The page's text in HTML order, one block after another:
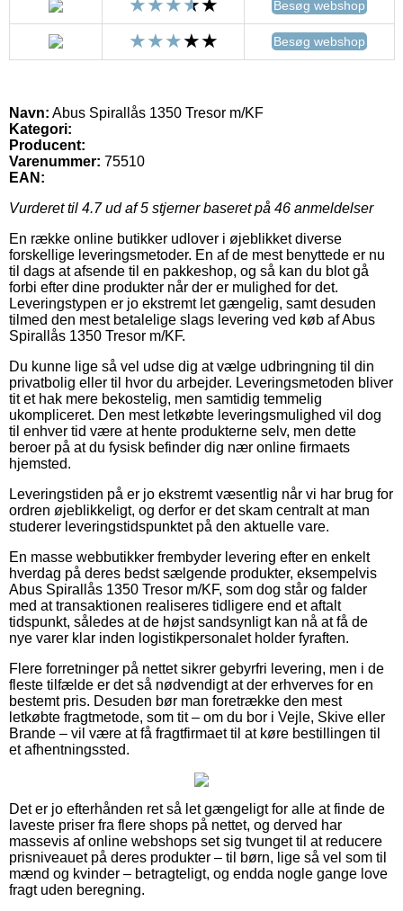
Besøg webshop
Besøg webshop
Navn: Abus Spirallås 1350 Tresor m/KF
Kategori:
Producent:
Varenummer: 75510
EAN:
Vurderet til 4.7ud af 5 stjerner baseret på 46 anmeldelser
En række online butikker udlover i øjeblikket diverse
forskellige leveringsmetoder. En af de mest benyttede er nu
til dags at afsende til en pakkeshop, og så kan du blot gå
forbi efter dine produkter når der er mulighed for det.
Leveringstypen er jo ekstremt let gængelig, samt desuden
tilmed den mest betalelige slags levering ved køb af Abus
Spirallås 1350 Tresor m/KF.
Du kunne lige så vel udse dig at vælge udbringning til din
privatbolig eller til hvor du arbejder. Leveringsmetoden bliver
tit et hak mere bekostelig, men samtidig temmelig
ukompliceret. Den mest letkøbte leveringsmulighed vil dog
til enhver tid være at hente produkterne selv, men dette
beroer på at du fysisk befinder dig nær online firmaets
hjemsted.
Leveringstiden på er jo ekstremt væsentlig når vi har brug for
ordren øjeblikkeligt, og derfor er det skam centralt at man
studerer leveringstidspunktet på den aktuelle vare.
En masse webbutikker frembyder levering efter en enkelt
hverdag på deres bedst sælgende produkter, eksempelvis
Abus Spirallås 1350 Tresor m/KF, som dog står og falder
med at transaktionen realiseres tidligere end et aftalt
tidspunkt, således at de højst sandsynligt kan nå at få de
nye varer klar inden logistikpersonalet holder fyraften.
Flere forretninger på nettet sikrer gebyrfri levering, men i de
fleste tilfælde er det så nødvendigt at der erhverves for en
bestemt pris. Desuden bør man foretrække den mest
letkøbte fragtmetode, som tit – om du bor i Vejle, Skive eller
Brande – vil være at få fragtfirmaet til at køre bestillingen til
et afhentningssted.
Det er jo efterhånden ret så let gængeligt for alle at finde de
laveste priser fra flere shops på nettet, og derved har
massevis af online webshops set sig tvunget til at reducere
prisniveauet på deres produkter – til børn, lige så vel som til
mænd og kvinder – betragteligt, og endda nogle gange love
fragt uden beregning.